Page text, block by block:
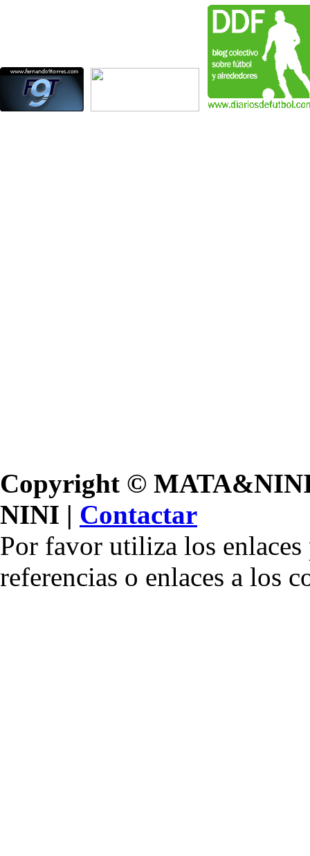
Copyright ©
NINI | Contactar
Por favor utiliza los enlaces
referencias o enlaces a los